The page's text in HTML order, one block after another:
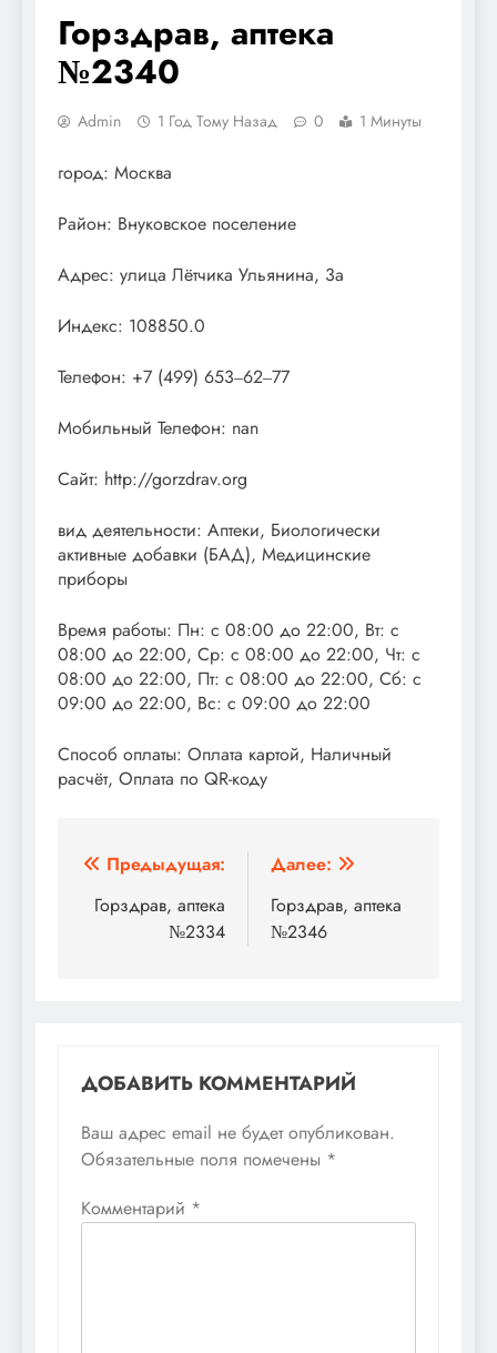
Горздрав, аптека
№2340
Admin 1 Год Тому Назад 0 1 Минуты
город: Москва
Район: Внуковское поселение
Адрес: улица Лётчика Ульянина, 3а
Индекс: 108850.0
Телефон: +7 (499) 653‒62‒77
Мобильный Телефон: nan
Сайт: http://gorzdrav.org
вид деятельности: Аптеки, Биологически
активные добавки (БАД), Медицинские
приборы
Время работы: Пн: с 08:00 до 22:00, Вт: с
08:00 до 22:00, Ср: с 08:00 до 22:00, Чт: с
08:00 до 22:00, Пт: с 08:00 до 22:00, Сб: с
09:00 до 22:00, Вс: с 09:00 до 22:00
Способ оплаты: Оплата картой, Наличный
расчёт, Оплата по QR-коду
Навигация
по
записям
Предыдущая:
Горздрав, аптека
№2334
Далее:
Горздрав, аптека
№2346
ДОБАВИТЬ КОММЕНТАРИЙ
Ваш адрес email не будет опубликован.
Обязательные поля помечены *
Комментарий *